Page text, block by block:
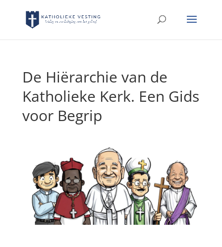
De Hiërarchie van de
Katholieke Kerk. Een Gids
voor Begrip